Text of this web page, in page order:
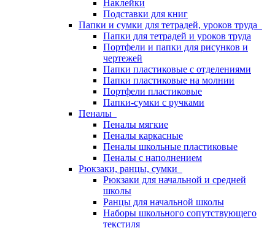
Наклейки
Подставки для книг
Папки и сумки для тетрадей, уроков труда
Папки для тетрадей и уроков труда
Портфели и папки для рисунков и
чертежей
Папки пластиковые с отделениями
Папки пластиковые на молнии
Портфели пластиковые
Папки-сумки с ручками
Пеналы
Пеналы мягкие
Пеналы каркасные
Пеналы школьные пластиковые
Пеналы с наполнением
Рюкзаки, ранцы, сумки
Рюкзаки для начальной и средней
школы
Ранцы для начальной школы
Наборы школьного сопутствующего
текстиля